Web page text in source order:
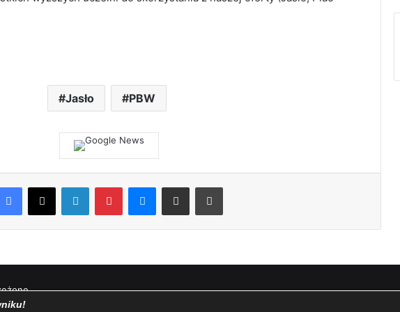
Jasło PBW
Facebook
X LinkedInPinterestMessenger
Share via Email Print